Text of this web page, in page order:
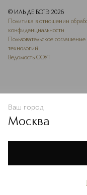
Политике
В КОРЗИНУ
© ИЛЬ ДЕ БОТЭ 2026
Политика в отношении
конфиденциальности
Пользовательское
технологий
Ведомость СОУТ
Ваш город
Москва